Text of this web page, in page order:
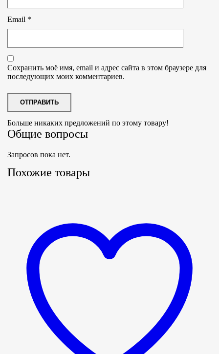
Email *
Сохранить моё имя, email и адрес сайта в этом браузере для
последующих моих комментариев.
Больше никаких предложений по этому товару!
Общие вопросы
Запросов пока нет.
Похожие товары